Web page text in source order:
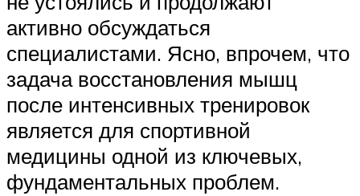
активно обсуждаться
специалистами. Ясно, впрочем, что
задача восстановления мышц
после интенсивных тренировок
является для спортивной
медицины одной из ключевых,
фундаментальных проблем.